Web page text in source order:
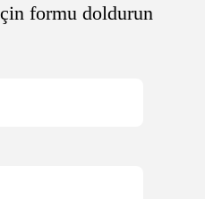
formu doldurun